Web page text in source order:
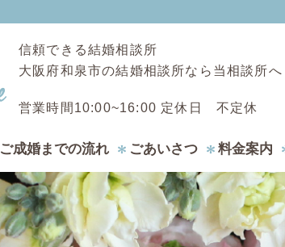
信頼できる結婚相談所
大阪府和泉市の結婚相談所なら当相談所へ
営業時間10:00~16:00 定休日 不定休
ご成婚までの流れ ごあいさつ 料金案内